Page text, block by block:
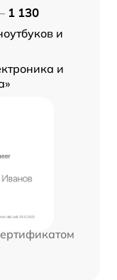
1 130
и
и